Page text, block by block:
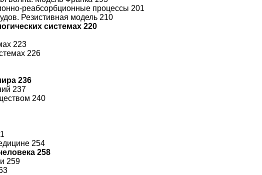
реабсорбционные процессы 201
Резистивная модель 210
системах 220
223
226
236
237
240
254
258
259